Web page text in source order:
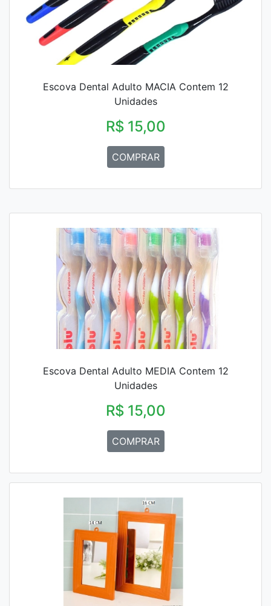
Escova Dental Adulto MACIA Contem 12
Unidades
R$ 15,00
COMPRAR
Escova Dental Adulto MEDIA Contem 12
Unidades
R$ 15,00
COMPRAR